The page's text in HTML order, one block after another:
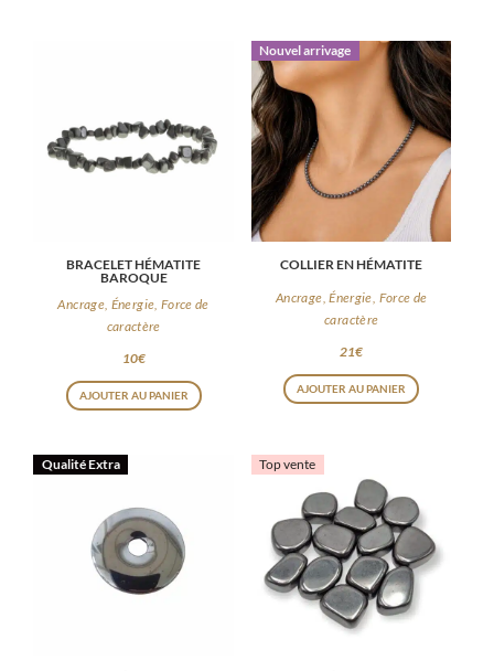
BRACELET HÉMATITE
BAROQUE
Ancrage, Énergie, Force de
caractère
10€
AJOUTER AU PANIER
Nouvel arrivage
COLLIER EN HÉMATITE
Ancrage, Énergie, Force de
caractère
21€
AJOUTER AU PANIER
Qualité Extra Top vente